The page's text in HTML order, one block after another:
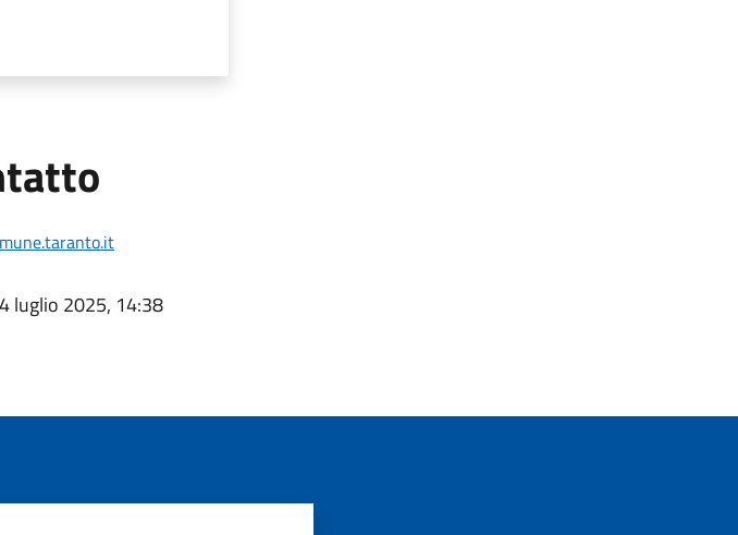
luglio 2025, 14:38